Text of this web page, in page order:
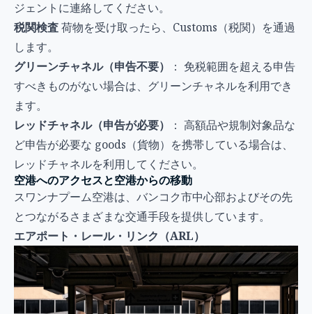
ジェントに連絡してください。
税関検査荷物を受け取ったら、Customs（税関）を通過
します。
グリーンチャネル（申告不要）
： 免税範囲を超える申告
すべきものがない場合は、グリーンチャネルを利用でき
ます。
レッドチャネル（申告が必要）
： 高額品や規制対象品な
ど申告が必要な goods（貨物）を携帯している場合は、
レッドチャネルを利用してください。
空港へのアクセスと空港からの移動
スワンナプーム空港は、バンコク市中心部およびその先
とつながるさまざまな交通手段を提供しています。
エアポート・レール・リンク（ARL）